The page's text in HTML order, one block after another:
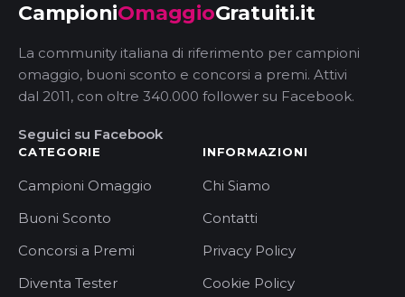
CampioniOmaggioGratuiti.it
La community italiana di riferimento per campioni
omaggio, buoni sconto e concorsi a premi. Attivi
dal 2011, con oltre 340.000 follower su Facebook.
Seguici su Facebook
CATEGORIE
Campioni Omaggio
Buoni Sconto
Concorsi a Premi
Diventa Tester
INFORMAZIONI
Chi Siamo
Contatti
Privacy Policy
Cookie Policy